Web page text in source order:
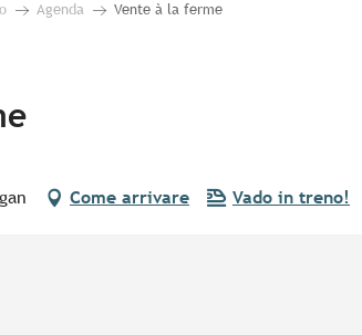
Agenda Vente à la ferme
Come arrivare Vado in treno!